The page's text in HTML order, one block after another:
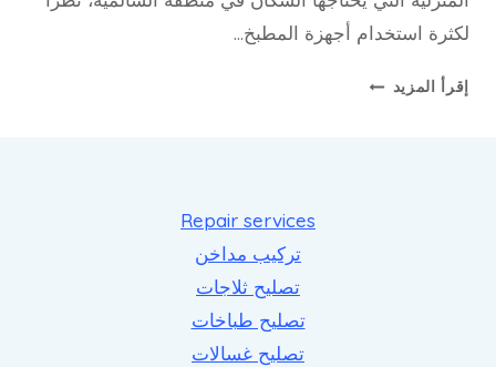
لكثرة استخدام أجهزة المطبخ…
إقرأ المزيد تصليح
Repair services
تركيب مداخن
تصليح ثلاجات
تصليح طباخات
تصليح غسالات